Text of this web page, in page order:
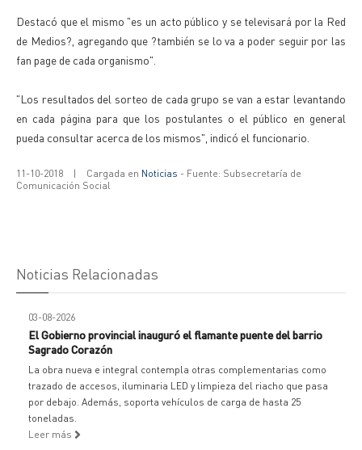
Destacó que el mismo "es un acto público y se televisará por la Red
de Medios?, agregando que ?también se lo va a poder seguir por las
fan page de cada organismo".
"Los resultados del sorteo de cada grupo se van a estar levantando
en cada página para que los postulantes o el público en general
pueda consultar acerca de los mismos", indicó el funcionario.
11-10-2018 | Cargada en Noticias - Fuente: Subsecretaría de
Comunicación Social
Noticias Relacionadas
03-08-2026
El Gobierno provincial inauguró el flamante puente del barrio
Sagrado Corazón
La obra nueva e integral contempla otras complementarias como
trazado de accesos, iluminaria LED y limpieza del riacho que pasa
por debajo. Además, soporta vehículos de carga de hasta 25
toneladas.
Leer más